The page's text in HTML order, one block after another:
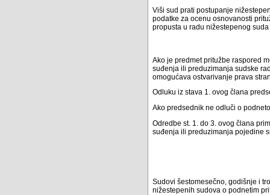
Viši sud prati postupanje
podatke za ocenu osnovanosti
propusta u radu nižestepenog
Ako je predmet pritužbe raspored
suđenja ili preduzimanja sudske
omogućava ostvarivanje prava
Odluku iz stava 1. ovog člana
Ako predsednik ne odluči o
Odredbe st. 1. do 3. ovog člana
suđenja ili preduzimanja pojedine
Sudovi šestomesečno, godišnje i
nižestepenih sudova o podnetim